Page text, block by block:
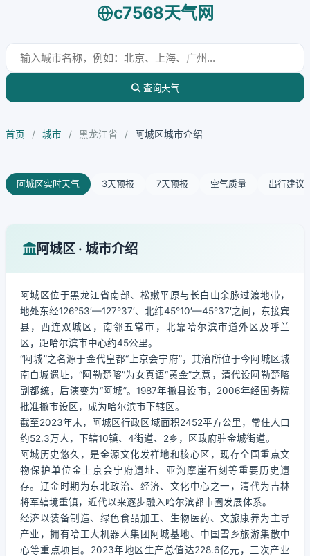
c7568天气网
查询天气
首页 / 城市 / 黑龙江省 / 阿城区城市介绍
阿城区实时天气 3天预报 7天预报 空气质量 出行建议
阿城区 · 城市介绍
阿城区位于黑龙江省南部、松嫩平原与长白山余脉过渡地带，
地处东经126°53′—127°37′、北纬45°10′—45°37′之间，东接宾
县，西连双城区，南邻五常市，北靠哈尔滨市道外区及呼兰
区，距哈尔滨市中心约45公里。
“阿城”之名源于金代皇都“上京会宁府”，其治所位于今阿城区城
南白城遗址，“阿勒楚喀”为女真语“黄金”之意，清代设阿勒楚喀
副都统，后演变为“阿城”。1987年撤县设市，2006年经国务院
批准撤市设区，成为哈尔滨市下辖区。
截至2023年末，阿城区行政区域面积2452平方公里，常住人口
约52.3万人，下辖10镇、4街道、2乡，区政府驻金城街道。
阿城历史悠久，是金源文化发祥地和核心区，现存全国重点文
物保护单位金上京会宁府遗址、亚沟摩崖石刻等重要历史遗
存。辽金时期为东北政治、经济、文化中心之一，清代为吉林
将军辖境重镇，近代以来逐步融入哈尔滨都市圈发展体系。
经济以装备制造、绿色食品加工、生物医药、文旅康养为主导
产业，拥有哈工大机器人集团阿城基地、中国雪乡旅游集散中
心等重点项目。2023年地区生产总值达228.6亿元，三次产业